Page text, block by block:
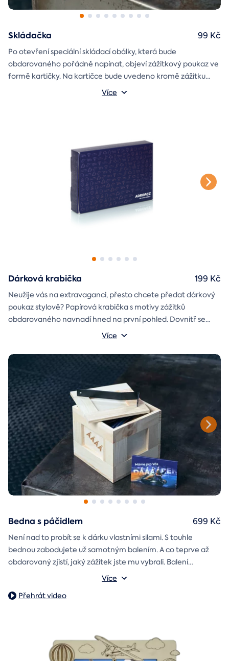
Skládačka
Po otevření speciální skládací obálky, která bude
obdarovaného pořádně napínat, objeví zážitkový poukaz ve
formě kartičky. Na kartičce bude uvedeno kromě zážitku
také jméno a věnování, které si v průběhu objednávky sami
Více
99 Kč
Dárková krabička
Neužije vás na extravaganci, přesto chcete předat dárkový
poukaz stylově? Papírová krabička s motivy zážitků
obdarovaného navnadí hned na první pohled. Dovnitř se
vejde i věnování a případně další drobnost pro radost.
Rozměry krabičky: 17x12x3 cmVíce
199 Kč
Bedna s páčidlem
Není nad to probít se k dárku vlastními silami. S touhle
bednou zabodujete už samotným balením. A co teprve až
obdarovaný zjistí, jaký zážitek jste mu vybrali. Balení
dárkovou skládačku
tak istylové tričko
Můžete vybrat z motivů k narozeninám, z lásky, k vánocům
Vnější rozměry: 20×20×20 cm
Více
699 Kč
Přehrát video